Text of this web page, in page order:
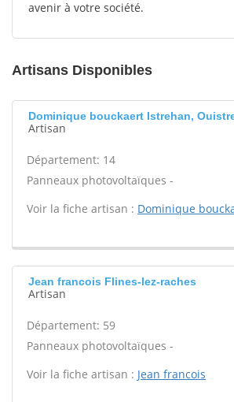
avenir à votre société.
Artisans Disponibles
Dominique bouckaert Istrehan,
Artisan
Département: 14
Panneaux photovoltaïques -
Voir la fiche artisan : Dominique
Jean francois Flines-lez-raches
Artisan
Département: 59
Panneaux photovoltaïques -
Voir la fiche artisan : Jean francois